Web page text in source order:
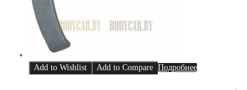
Add to Wishlist Add to Compare Подробнее